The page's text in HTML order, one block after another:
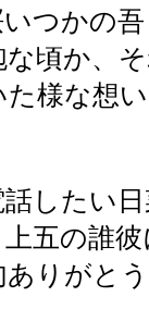
つかの
な頃か、
様な想
したい
五の誰
りがと